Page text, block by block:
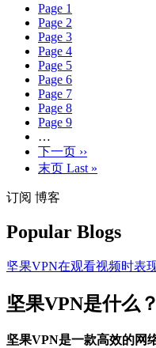
Page 1
Page 2
Page 3
Page 4
Page 5
Page 6
Page 7
Page 8
Page 9
…
下一页 ››
末页 Last »
订阅 博客
Popular Blogs
坚果VPN在观看视频时表
坚果VPN是什么？
坚果VPN是一款高效的网